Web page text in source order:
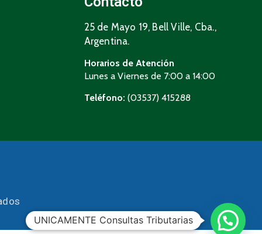
25 de Mayo 19, Bell Ville, Cba.,
Argentina.
Horarios de Atención
Lunes a Viernes de 7:00 a 14:00
Teléfono: (03537) 415288
UNICAMENTE Consultas Tributarias